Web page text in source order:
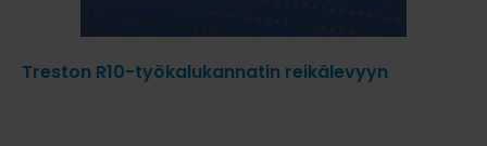
Treston R10-työkalukannatin reikälevyyn